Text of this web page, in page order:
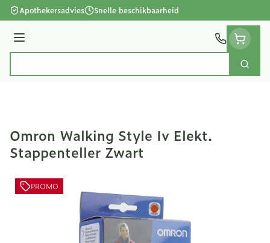
Ga naar de inhoud
Apothekersadvies Snelle beschikbaarheid
Menu
Zoek
Omron Walking Style Iv Elekt.
Stappenteller Zwart
PROMO